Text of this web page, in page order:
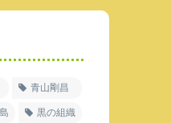
青山剛昌
黒の組織